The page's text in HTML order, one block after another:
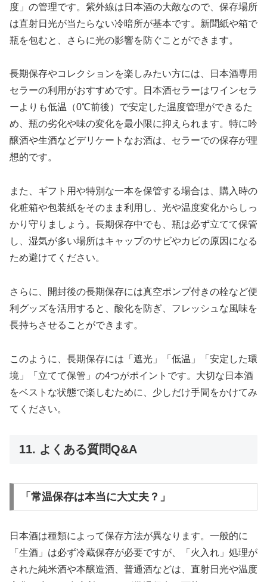
度」の管理です。紫外線は日本酒の大敵なので、保存場所
は直射日光が当たらない冷暗所が基本です。新聞紙や箱で
瓶を包むと、さらに光の影響を防ぐことができます。
長期保存やコレクションを楽しみたい方には、日本酒専用
セラーの利用がおすすめです。日本酒セラーはワインセラ
ーよりも低温（0℃前後）で安定した温度管理ができるた
め、瓶の劣化や味の変化を最小限に抑えられます。特に吟
醸酒や生酒などデリケートなお酒は、セラーでの保存が理
想的です。
また、ギフト用や特別な一本を保管する場合は、購入時の
化粧箱や包装紙をそのまま利用し、光や温度変化からしっ
かり守りましょう。長期保存中でも、瓶は必ず立てて保管
し、湿気が多い場所はキャップのサビやカビの原因になる
ため避けてください。
さらに、開封後の長期保存には真空ポンプ付きの栓など便
利グッズを活用すると、酸化を防ぎ、フレッシュな風味を
長持ちさせることができます。
このように、長期保存には「遮光」「低温」「安定した環
境」「立てて保管」の4つがポイントです。大切な日本酒
をベストな状態で楽しむために、少しだけ手間をかけてみ
てください。
11. よくある質問Q&A
「常温保存は本当に大丈夫？」
日本酒は種類によって保存方法が異なります。一般的に
「生酒」は必ず冷蔵保存が必要ですが、「火入れ」処理が
された純米酒や本醸造酒、普通酒などは、直射日光や温度